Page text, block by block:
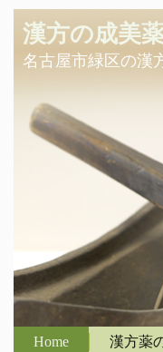
漢方の成美
名古屋市緑区の漢
Home 漢方薬